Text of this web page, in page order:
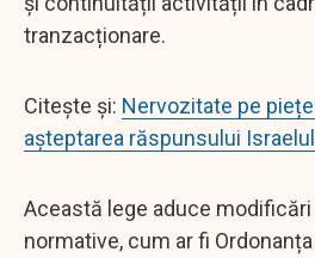
tranzacționare.
Citește și: Nervozitate pe
așteptarea răspunsului
Această lege aduce
normative, cum ar fi